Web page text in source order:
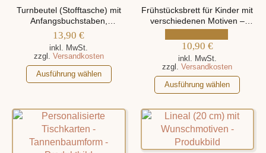
Optionen
der
Produktseite
gewählt
Die
Optionen
können
Produktseite
gewählt
werden
Turnbeutel (Stofftasche) mit
Anfangsbuchstaben,
personalisiert mit Namen
13,90€
inkl. MwSt.
zzgl. Versandkosten
Ausführung wählen
Dieses
Produkt
mehrere
Varianten
auf.
Frühstücksbrett für Kinder mit
verschiedenen Motiven –
personalisiert mit Namen
10,90 €
inkl. MwSt.
zzgl.Versandkosten
Ausführung wählen
Dieses
Produkt
weist
mehrere
Varianten
auf.